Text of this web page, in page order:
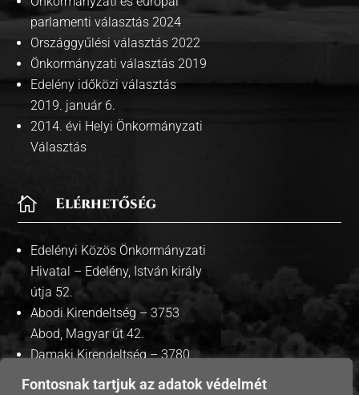
Fontosnak tartjuk az adatok védelmét
parlamenti választás 2024
Országgyűlési választás 2022
Önkormányzati választás 2019
Edelény időközi választás
2019. január 6.
2014. évi Helyi Önkormányzati
Választás
 Elérhetőség
Edelényi Közös Önkormányzati
Hivatal – Edelény, István király
útja 52.
Abodi Kirendeltség – 3753
Abod, Magyar út 42.
Damaki Kirendeltség – 3780
Damak, Szabadság út 35.